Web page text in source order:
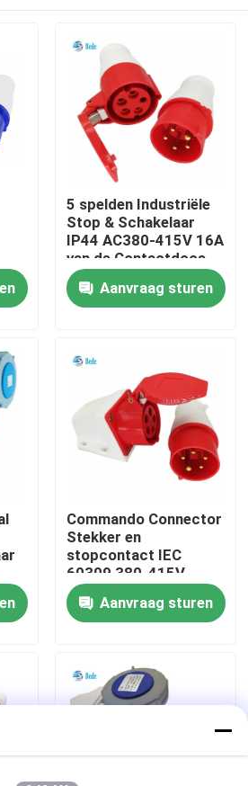
op
5 spelden Industriële
Stop & Schakelaar
IP44 AC380-415V 16A
van de Contactdoos
de Industriële Macht
Aanvraag sturen
Commando Connector
Stekker en
stopcontact IEC
60309 380-415V
16Amp Type
wandmontage
Aanvraag sturen